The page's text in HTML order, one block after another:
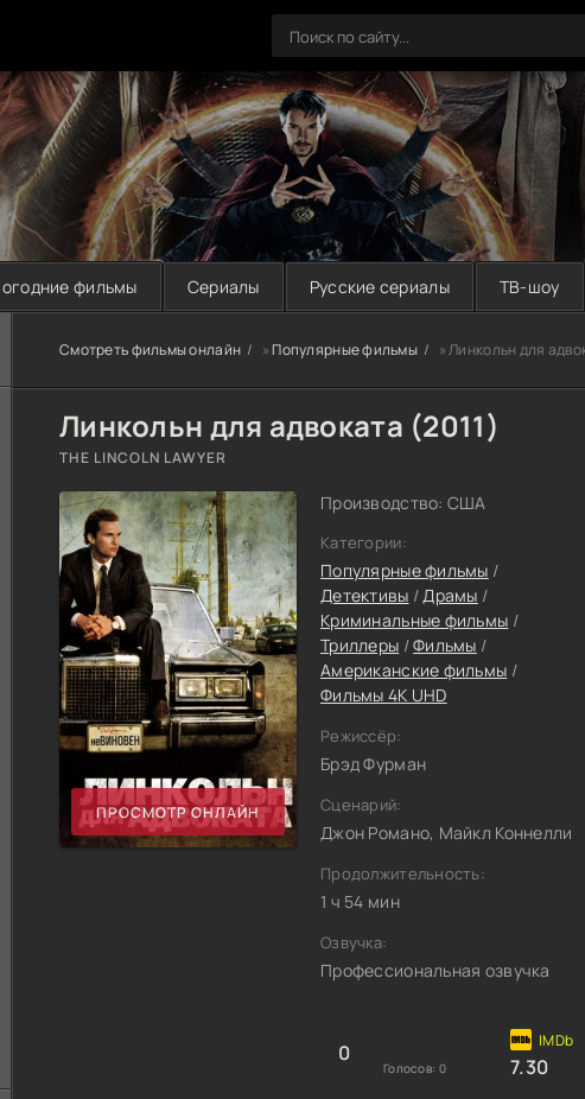
фильмы Сериалы Русские сериалы ТВ-шоу
Смотреть фильмы онлайн »Популярные фильмы » Линкольн для
Линкольн для адвоката (2011)
THE LINCOLN LAWYER
ПРОСМОТР ОНЛАЙН
Производство: США
Категории:
Популярные фильмы /
Детективы /Драмы /
Криминальные фильмы /
Триллеры /Фильмы /
Американские фильмы /
Фильмы 4K UHD
Режиссёр:
Брэд Фурман
Сценарий:
Джон Романо, Майкл Коннелли
Продолжительность:
1 ч 54 мин
Озвучка:
Профессиональная озвучка
0
Голосов: 0 7.30